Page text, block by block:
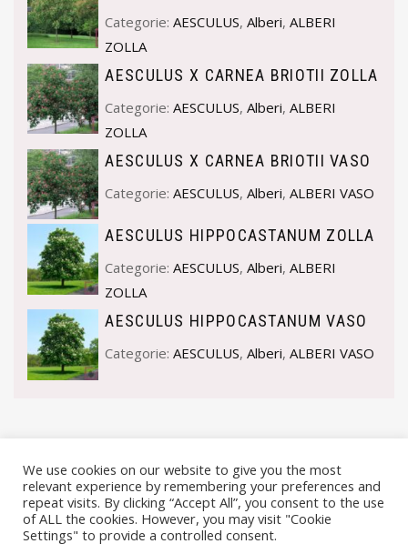
Categorie:AESCULUS,Alberi,ALBERI
ZOLLA
AESCULUS X CARNEA BRIOTII ZOLLA
Categorie:AESCULUS,Alberi,ALBERI
ZOLLA
AESCULUS X CARNEA BRIOTII VASO
Categorie:AESCULUS,Alberi,ALBERI VASO
AESCULUS HIPPOCASTANUM ZOLLA
Categorie:AESCULUS,Alberi,ALBERI
ZOLLA
AESCULUS HIPPOCASTANUM VASO
Categorie:AESCULUS,Alberi,ALBERI VASO
We use cookies on our website to give you the most
relevant experience by remembering your preferences and
repeat visits. By clicking “Accept All”, you consent to the use
of ALL the cookies. However, you may visit "Cookie
Settings" to provide a controlled consent.